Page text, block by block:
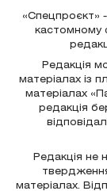
«Спецпроєкт»
кастомному
Редакція
матеріалах із
матеріалах
редакція
Редакція не
матеріалах.